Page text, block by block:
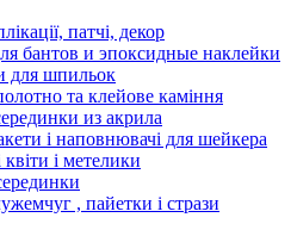
патчі, декор
бантов и эпоксидные наклейки
для шпильок
та клейове каміння
из акрила
і наповнювачі для шейкера
і метелики
, пайетки і стрази